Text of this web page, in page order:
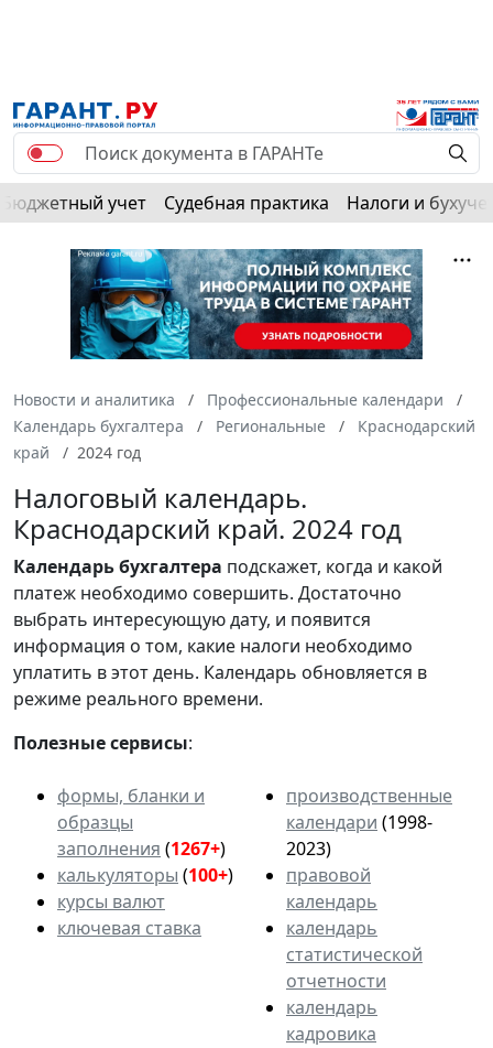
Бюджетный учет Судебная практика Налоги и
Новости и аналитика
Профессиональные календари
Календарь бухгалтера
Региональные
Краснодарский
край
2024 год
Налоговый календарь.
Краснодарский край. 2024 год
Календарьбухгалтера подскажет, когда и какой
платеж необходимо совершить. Достаточно
выбрать интересующую дату, и появится
информация о том, какие налоги необходимо
уплатить в этот день. Календарь обновляется в
режиме реального времени.
Полезные сервисы:
формы, бланки и
образцы
заполнения (1267+)
калькуляторы (100+)
курсы валют
ключевая ставка
производственные
календари (1998-
2023)
правовой
календарь
календарь
статистической
отчетности
календарь
кадровика